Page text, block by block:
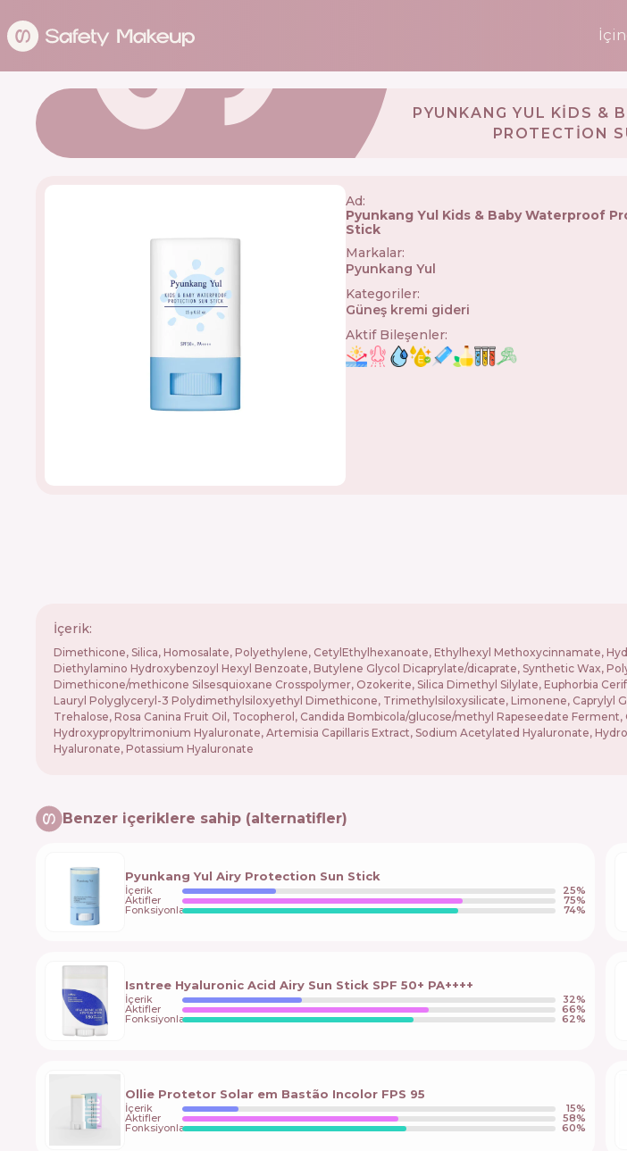
PYUNKANG YUL KIDS &
PROTECTION
Ad:
Pyunkang Yul Kids & Baby Waterproof
Stick
Markalar:
Pyunkang Yul
Kategoriler:
Güneş kremi gideri
Aktif Bileşenler:
İçerik:
Dimethicone, Silica, Homosalate, Polyethylene, CetylEthylhexanoate, Ethylhexyl Methoxycinnamate,
Diethylamino Hydroxybenzoyl Hexyl Benzoate, Butylene Glycol Dicaprylate/dicaprate, Synthetic Wax,
Dimethicone/methicone Silsesquioxane Crosspolymer, Ozokerite, Silica Dimethyl Silylate, Euphorbia
Lauryl Polyglyceryl-3 Polydimethylsiloxyethyl Dimethicone, Trimethylsiloxysilicate, Limonene, Caprylyl
Trehalose, Rosa Canina Fruit Oil, Tocopherol, Candida Bombicola/glucose/methyl Rapeseedate
Hydroxypropyltrimonium Hyaluronate, Artemisia Capillaris Extract, Sodium Acetylated Hyaluronate,
Hyaluronate, Potassium Hyaluronate
Benzer içeriklere sahip (alternatifler)
Pyunkang Yul Airy Protection Sun Stick
İçerik 25%
Aktifler 75%
Fonksiyonlar 74%
Isntree Hyaluronic Acid Airy Sun Stick SPF 50+ PA++++
İçerik 32%
Aktifler 66%
Fonksiyonlar 62%
Ollie Protetor Solar em Bastão Incolor FPS 95
İçerik 15%
Aktifler 58%
Fonksiyonlar 60%